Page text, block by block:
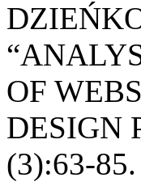
OF
DESIGN
(3):63-